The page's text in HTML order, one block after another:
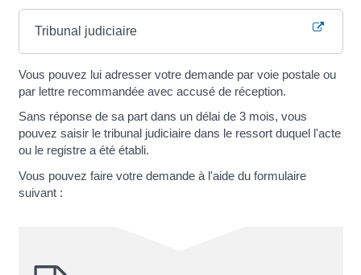
Tribunal judiciaire
Vous pouvez lui adresser votre demande par voie postale ou
par lettre recommandée avec accusé de réception.
Sans réponse de sa part dans un délai de 3 mois, vous
pouvez saisir le tribunal judiciaire dans le ressort duquel l'acte
ou le registre a été établi.
Vous pouvez faire votre demande à l'aide du formulaire
suivant :